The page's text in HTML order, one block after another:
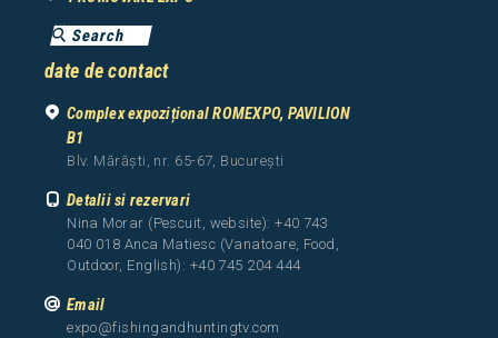
date de contact
Complex expozițional ROMEXPO, PAVILION
B1
Blv. Mărăști, nr. 65-67, București
Detalii si rezervari
Nina Morar (Pescuit, website): +40 743
040 018 Anca Matiesc (Vanatoare, Food,
Outdoor, English): +40 745 204 444
Email
expo@fishingandhuntingtv.com